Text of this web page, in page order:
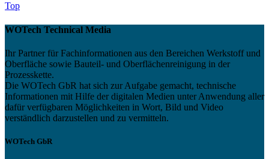
Top
WOTech Technical Media
Ihr Partner für Fachinformationen aus den Bereichen Werkstoff und
Oberfläche sowie Bauteil- und Oberflächenreinigung in der
Prozesskette.
Die WOTech GbR hat sich zur Aufgabe gemacht, technische
Informationen mit Hilfe der digitalen Medien unter Anwendung aller
dafür verfügbaren Möglichkeiten in Wort, Bild und Video
verständlich darzustellen und zu vermitteln.
WOTech GbR